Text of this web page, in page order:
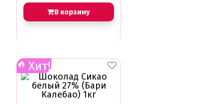
В корзину
Хит!